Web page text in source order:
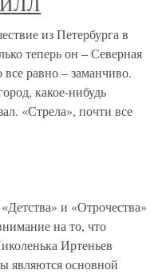
из Петербурга в
теперь он – Северная
равно – заманчиво.
какое-нибудь
«Стрела», почти все
и «Отрочества»
на то, что
Иртеньев
являются основной